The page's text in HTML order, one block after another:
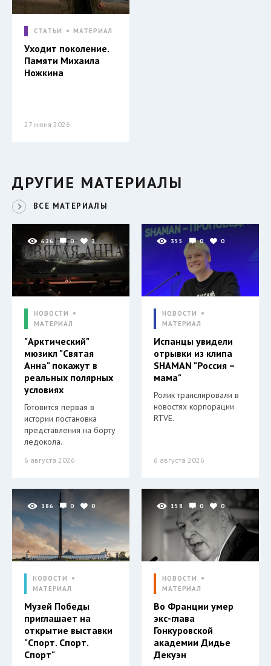
СТАТЬИ МАТЕРИАЛ
Уходит поколение.
Памяти Михаила
Ножкина
27 июня 2026
ДРУГИЕ МАТЕРИАЛЫ
ВСЕ МАТЕРИАЛЫ
626 0 2
НОВОСТИ
МАТЕРИАЛ
"Арктический"
мюзикл "Святая
Анна" покажут в
реальных полярных
условиях
Готовится первая в
истории постановка
представления на борту
ледокола.
6 августа 2026
355 0 0
НОВОСТИ
МАТЕРИАЛ
Испанцы увидели
отрывки из клипа
SHAMAN "Россия –
мама"
Ролик транслировали в
новостях корпорации
RTVE.
6 августа 2026
186 0 0
НОВОСТИ
МАТЕРИАЛ
Музей Победы
приглашает на
открытие выставки
"Спорт. Спорт.
Спорт"
158 0 0
НОВОСТИ
МАТЕРИАЛ
Во Франции умер
экс-глава
Гонкуровской
академии Дидье
Декуэн